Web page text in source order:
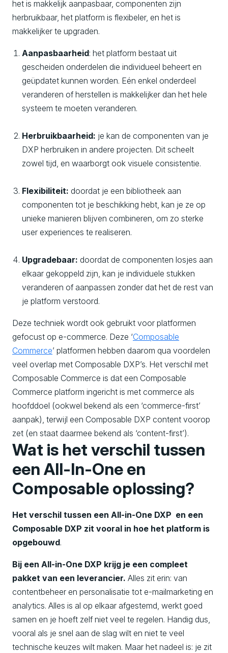
het is makkelijk aanpasbaar, componenten zijn
herbruikbaar, het platform is flexibeler, en het is
makkelijker te upgraden.
Aanpasbaarheid: het platform bestaat uit
gescheiden onderdelen die individueel beheert en
geüpdatet kunnen worden. Eén enkel onderdeel
veranderen of herstellen is makkelijker dan het hele
systeem te moeten veranderen.
Herbruikbaarheid: je kan de componenten van je
DXP herbruiken in andere projecten. Dit scheelt
zowel tijd, en waarborgt ook visuele consistentie.
Flexibiliteit: doordat je een bibliotheek aan
componenten tot je beschikking hebt, kan je ze op
unieke manieren blijven combineren, om zo sterke
user experiences te realiseren.
Upgradebaar:doordat de componenten losjes aan
elkaar gekoppeld zijn, kan je individuele stukken
veranderen of aanpassen zonder dat het de rest van
je platform verstoord.
Deze techniek wordt ook gebruikt voor platformen
gefocust op e-commerce. Deze ‘Composable
Commerce’ platformen hebben daarom qua voordelen
veel overlap met Composable DXP’s. Het verschil met
Composable Commerce is dat een Composable
Commerce platform ingericht is met commerce als
hoofddoel (ookwel bekend als een ‘commerce-first’
aanpak), terwijl een Composable DXP content voorop
zet (en staat daarmee bekend als ‘content-first’).
Wat is het verschil tussen
een All-In-One en
Composable oplossing?
Het verschil tussen een All-in-One DXP en een
Composable DXP zit vooral in hoe het platform is
opgebouwd.
Bij een All-in-One DXP krijg je een compleet
pakket van een leverancier. Alles zit erin: van
contentbeheer en personalisatie tot e-mailmarketing en
analytics. Alles is al op elkaar afgestemd, werkt goed
samen en je hoeft zelf niet veel te regelen. Handig dus,
vooral als je snel aan de slag wilt en niet te veel
technische keuzes wilt maken. Maar het nadeel is: je zit